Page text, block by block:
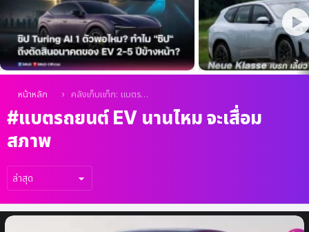
ล่าสุด
คุณอยู่ที่นี่:
หน้าหลัก คลังเก็บแท็ก: แบตรถยนต์ EV นานไหม จะเสื่อมสภาพ
แบตรถยนต์ EV นานไหม จะเสื่อม
สภาพ
เรื่อง